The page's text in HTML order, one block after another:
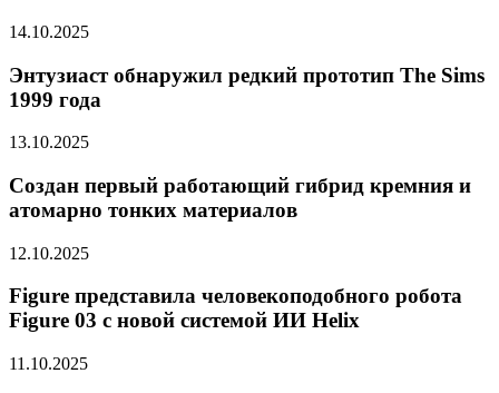
14.10.2025
Энтузиаст обнаружил редкий прототип The Sims
1999 года
13.10.2025
Создан первый работающий гибрид кремния и
атомарно тонких материалов
12.10.2025
Figure представила человекоподобного робота
Figure 03 с новой системой ИИ Helix
11.10.2025